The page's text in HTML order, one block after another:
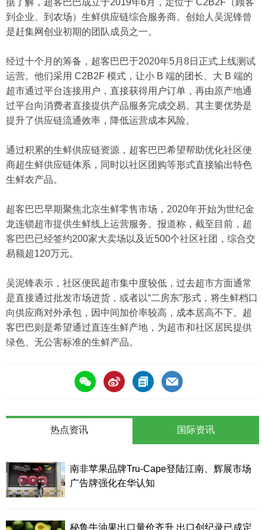
据了解，超客巴巴成立于2019年6月，定位于 C2B2F（顾客
到企业、到农场）生鲜供应链综合服务商。创始人吴泥锋曾
是赶集网创业初期的团队成员之一。
经过十个月的筹备，超客巴巴于2020年5月8日正式上线测试
运营。他们采用 C2B2F 模式，让小 B 端的团长、大 B 端的
超市通过平台连接用户，直接获得用户订单，再由原产地通
过平台向消费者直接提供产品服务完成交易。其主要优势是
提升了供应链流通效率，降低运营成本风险。
通过积累的生鲜供应链资源，超客巴巴希望帮助优化社区便
商超生鲜供应链体系，同时以社区团购等形式直接输出特色
生鲜农产品。
超客巴巴早期聚焦北京生鲜零售市场，2020年开始为世纪金
龙连锁超市提供生鲜线上运营服务。报道称，截至目前，超
客巴巴已经签约200家大卖场以及近500个社区社团，综合交
易额超120万元。
吴泥锋表示，社区便民超市集中度较低，过去超市方面通常
是直接通过批发市场进货，或者以“二房东”形式，将生鲜档口
向供应商对外承包，因中间加价率较高，成本居高不下。超
客巴巴则是希望通过直连生鲜产地，为超市和社区居民提供
绿色、无公害标准的生鲜产品。
热点资讯
南非苹果品牌Tru-Cape登陆江南、辉展市场
广告牌强化在华认知
秘鲁牛油果出口量价齐升 出口创纪录已成定
国际资讯